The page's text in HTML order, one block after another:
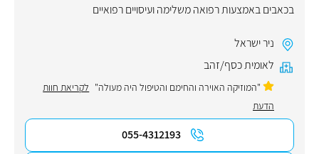
בכאבים באמצעות רפואה משלימה ועיסויים רפואיים
ניר ישראל
לאומית כסף/זהב
"המוזיקה האוירה והחימם והטיפול היה מעולה" לקריאת חוות
הדעת
055-4312193